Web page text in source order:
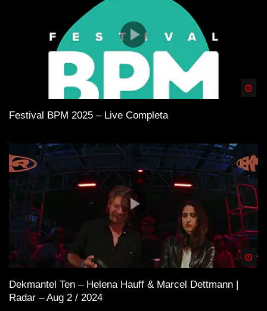
Festival BPM 2025 – Live Completa
Dekmantel Ten – Helena Hauff & Marcel Dettmann |
Radar – Aug 2 / 2024